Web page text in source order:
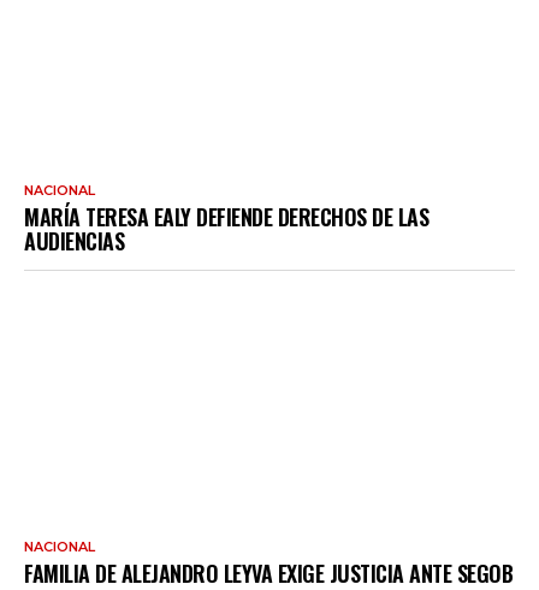
NACIONAL
MARÍA TERESA EALY DEFIENDE DERECHOS DE LAS
AUDIENCIAS
NACIONAL
FAMILIA DE ALEJANDRO LEYVA EXIGE JUSTICIA ANTE SEGOB